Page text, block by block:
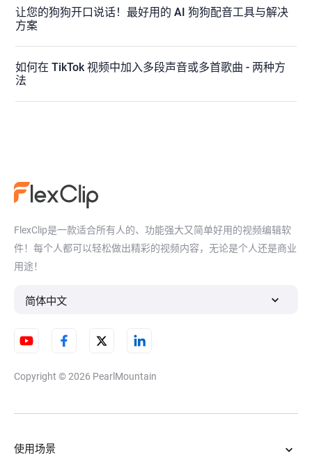
让您的狗狗开口说话！最好用的 AI 狗狗配音工具与解决
方案
如何在 TikTok 视频中加入多段声音或多首歌曲 - 两种方
法
FlexClip是一款适合所有人的、功能强大又简单好用的视频编辑软
件！每个人都可以轻松做出精彩的视频内容，无论是个人还是商业
用途！
简体中文
Copyright © 2026 PearlMountain
使用场景